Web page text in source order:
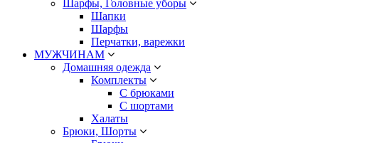
Шарфы, Головные уборы
Шапки
Шарфы
Перчатки, варежки
МУЖЧИНАМ
Домашняя одежда
Комплекты
С брюками
С шортами
Халаты
Брюки, Шорты